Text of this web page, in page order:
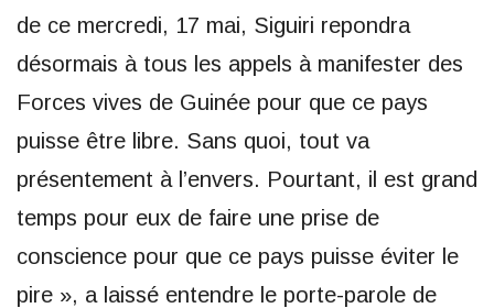
de ce mercredi, 17 mai, Siguiri repondra
désormais à tous les appels à manifester des
Forces vives de Guinée pour que ce pays
puisse être libre. Sans quoi, tout va
présentement à l’envers. Pourtant, il est grand
temps pour eux de faire une prise de
conscience pour que ce pays puisse éviter le
pire », a laissé entendre le porte-parole de